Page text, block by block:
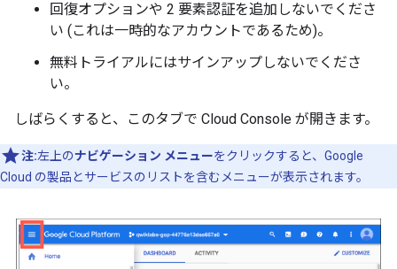
回復オプションや 2 要素認証を追加しないでくださ
い (これは一時的なアカウントであるため)。
無料トライアルにはサインアップしないでくださ
い。
しばらくすると、このタブで Cloud Console が開きます。
注:左上のナビゲーション メニューをクリックすると、Google
Cloud の製品とサービスのリストを含むメニューが表示されます。